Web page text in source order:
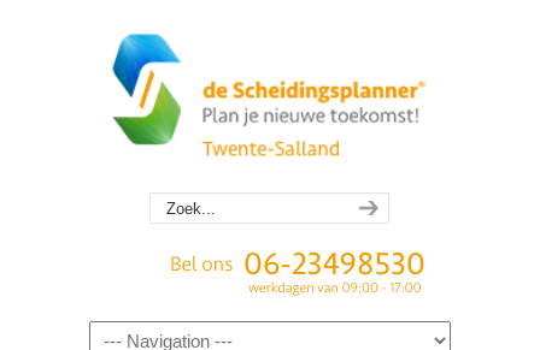
Navigation